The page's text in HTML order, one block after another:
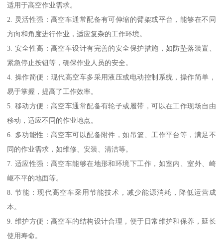
适用于高空作业需求。
2. 灵活性强：高空车通常配备有可伸缩的臂架或平台，能够在不同
方向和角度进行作业，适应复杂的工作环境。
3. 安全性高：高空车设计有完善的安全保护措施，如防坠落装置、
紧急停止按钮等，确保作业人员的安全。
4. 操作简便：现代高空车多采用液压或电动控制系统，操作简单，
易于掌握，提高了工作效率。
5. 移动方便：高空车通常配备有轮子或履带，可以在工作现场自由
移动，适应不同的作业地点。
6. 多功能性：高空车可以配备附件，如吊篮、工作平台等，满足不
同的作业需求，如维修、安装、清洁等。
7. 适应性强：高空车能够在地形和环境下工作，如室内、室外、崎
岖不平的地面等。
8. 节能：现代高空车采用节能技术，减少能源消耗，降低运营成
本。
9. 维护方便：高空车的结构设计合理，便于日常维护和保养，延长
使用寿命。